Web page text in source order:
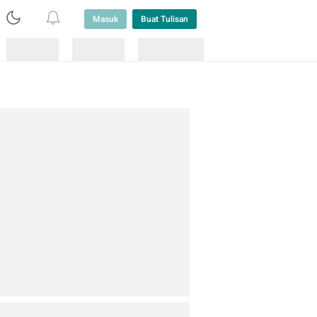
Masuk Buat Tulisan